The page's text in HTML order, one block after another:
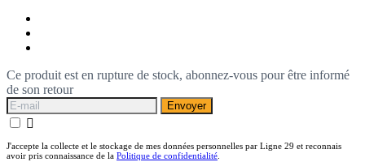
Ce produit est en rupture de stock, abonnez-vous pour être informé
de son retour
Envoyer

J'accepte la collecte et le stockage de mes données personnelles par Ligne 29 et reconnais
avoir pris connaissance de la Politique de confidentialité.